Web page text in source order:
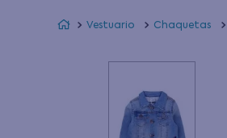
Vestuario Chaquetas